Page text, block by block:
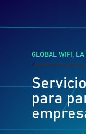
GLOBAL WIFI, LA
para